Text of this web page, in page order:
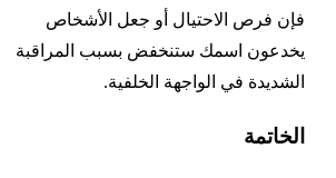
فإن فرص الاحتيال أو جعل الأشخاص
يخدعون اسمك ستنخفض بسبب المراقبة
الشديدة في الواجهة الخلفية.
الخاتمة